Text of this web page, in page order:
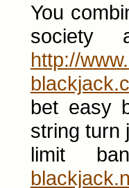
You
society
http://
bet easy
string turn
limit